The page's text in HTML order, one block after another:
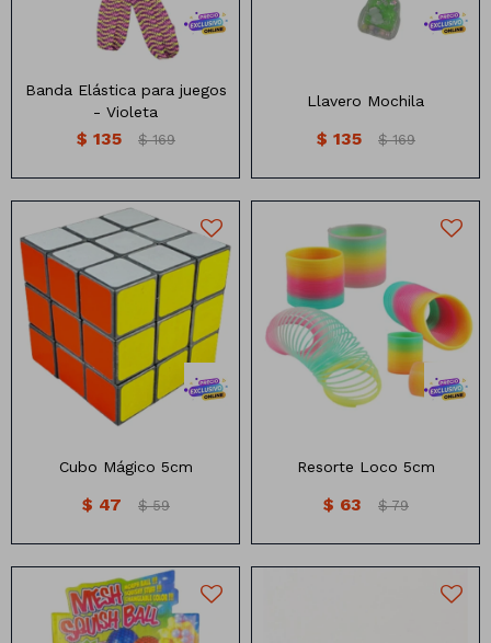
Banda Elástica para juegos
- Violeta
$ 135 $ 169
Llavero Mochila
$ 135 $ 169
Cubo Mágico 5cm
$ 47 $ 59
Resorte Loco Multicolor 5cm
Resorte Loco 5cm
$ 63 $ 79